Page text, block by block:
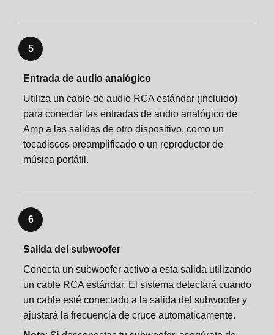
5
Entrada de audio analógico
Utiliza un cable de audio RCA estándar (incluido)
para conectar las entradas de audio analógico de
Amp a las salidas de otro dispositivo, como un
tocadiscos preamplificado o un reproductor de
música portátil.
6
Salida del subwoofer
Conecta un subwoofer activo a esta salida utilizando
un cable RCA estándar. El sistema detectará cuando
un cable esté conectado a la salida del subwoofer y
ajustará la frecuencia de cruce automáticamente.